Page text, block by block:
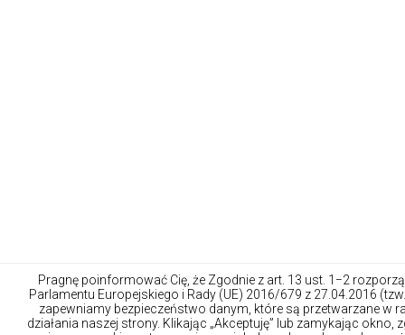
Pragnę poinformować Cię, że Zgodnie z art. 13 ust. 1−2
Parlamentu Europejskiego i Rady (UE) 2016/679 z 27.04.2016
zapewniamy bezpieczeństwo danym, które są przetwarzane w
działania naszej strony. Klikając „Akceptuję” lub zamykając okno,